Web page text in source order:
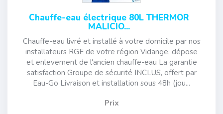
Chauffe-eau électrique 80L THERMOR
MALICIO...
Chauffe-eau livré et installé à votre domicile par nos
installateurs RGE de votre région Vidange, dépose
et enlevement de l'ancien chauffe-eau La garantie
satisfaction Groupe de sécurité INCLUS, offert par
Eau-Go Livraison et installation sous 48h (jou...
Prix